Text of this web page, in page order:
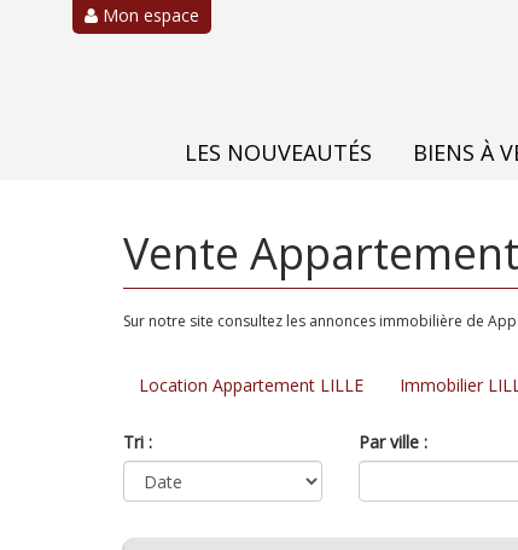
Mon espace
LES NOUVEAUTÉS BIENS À
Vente
Sur notre site consultez les annonces immobilière de
Location Appartement LILLE Immobilier
Tri :
Par ville :